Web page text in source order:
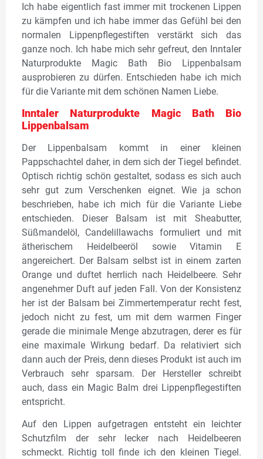
Ich habe eigentlich fast immer mit trockenen Lippen
zu kämpfen und ich habe immer das Gefühl bei den
normalen Lippenpflegestiften verstärkt sich das
ganze noch. Ich habe mich sehr gefreut, den Inntaler
Naturprodukte Magic Bath Bio Lippenbalsam
ausprobieren zu dürfen. Entschieden habe ich mich
für die Variante mit dem schönen Namen Liebe.
Inntaler Naturprodukte Magic Bath Bio
Lippenbalsam
Der Lippenbalsam kommt in einer kleinen
Pappschachtel daher, in dem sich der Tiegel befindet.
Optisch richtig schön gestaltet, sodass es sich auch
sehr gut zum Verschenken eignet. Wie ja schon
beschrieben, habe ich mich für die Variante Liebe
entschieden. Dieser Balsam ist mit Sheabutter,
Süßmandelöl, Candelillawachs formuliert und mit
ätherischem Heidelbeeröl sowie Vitamin E
angereichert. Der Balsam selbst ist in einem zarten
Orange und duftet herrlich nach Heidelbeere. Sehr
angenehmer Duft auf jeden Fall. Von der Konsistenz
her ist der Balsam bei Zimmertemperatur recht fest,
jedoch nicht zu fest, um mit dem warmen Finger
gerade die minimale Menge abzutragen, derer es für
eine maximale Wirkung bedarf. Da relativiert sich
dann auch der Preis, denn dieses Produkt ist auch im
Verbrauch sehr sparsam. Der Hersteller schreibt
auch, dass ein Magic Balm drei Lippenpflegestiften
entspricht.
Auf den Lippen aufgetragen entsteht ein leichter
Schutzfilm der sehr lecker nach Heidelbeeren
schmeckt. Richtig toll finde ich den kleinen Tiegel.